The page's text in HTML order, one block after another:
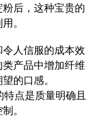
后，这种宝贵的
。
人信服的成本效
产品中增加纤维
的口感。
特点是质量明确且
。